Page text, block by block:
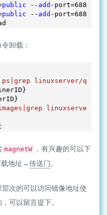
public -- add -port=6881
public -- add -port=6881
卸载：
ps|grep linuxserver/
linuxserver/
magnetW
，有兴趣的可以下
载地址→传送门。
次的可以访问镜像地址使
可以留言提下。